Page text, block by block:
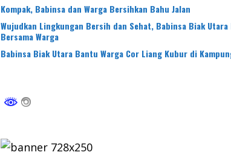
Kompak, Babinsa dan Warga Bersihkan Bahu Jalan
Wujudkan Lingkungan Bersih dan Sehat, Babinsa Biak
Bersama Warga
Babinsa Biak Utara Bantu Warga Cor Liang Kubur di